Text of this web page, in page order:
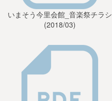
いまそう今里会館_音楽祭チラシ
(2018/03)